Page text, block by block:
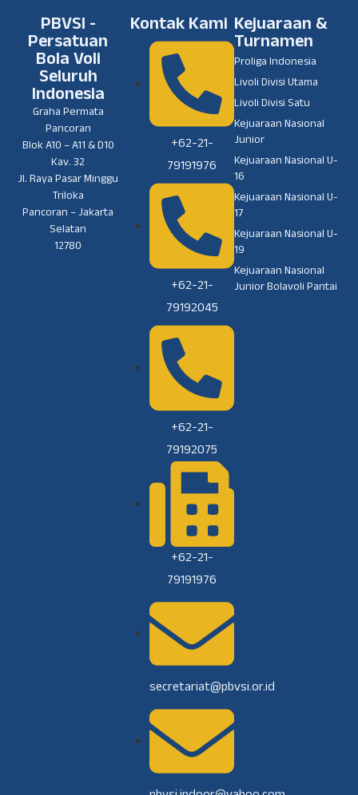
PBVSI -
Persatuan
Bola Voli
Seluruh
Indonesia
Graha Permata
Pancoran
Blok A10 – A11 & D10
Kav. 32
Jl. Raya Pasar Minggu
Triloka
Pancoran – Jakarta
Selatan
12780
Kontak Kami
+62-21-
79191976
+62-21-
79192045
+62-21-
79192075
+62-21-
79191976
secretariat@pbvsi.or.id
Kejuaraan &
Turnamen
Proliga Indonesia
Livoli Divisi Utama
Livoli Divisi Satu
Kejuaraan Nasional
Junior
Kejuaraan Nasional U-
16
Kejuaraan Nasional U-
17
Kejuaraan Nasional U-
19
Kejuaraan Nasional
Junior Bolavoli Pantai